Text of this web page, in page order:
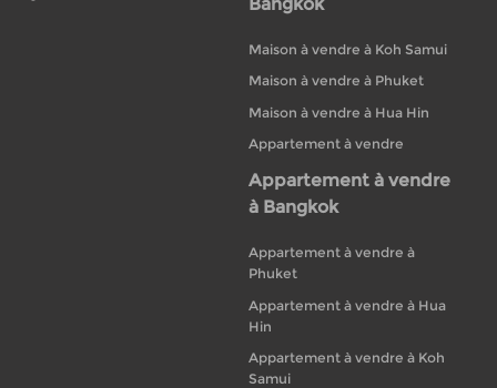
Maison à vendre à Koh Samui
Maison à vendre à Phuket
Maison à vendre à Hua Hin
Appartement à vendre
Appartement à vendre
à Bangkok
Appartement à vendre à
Phuket
Appartement à vendre à Hua
Hin
Appartement à vendre à Koh
Samui